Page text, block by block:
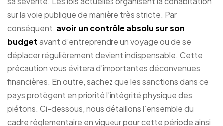
sur la voie publique de manière très stricte. Par
conséquent, avoir un contrôle absolu sur son
budgetavant d’entreprendre un voyage ou de se
déplacer régulièrement devient indispensable. Cette
précaution vous évitera d’importantes déconvenues
financières. En outre, sachez que les sanctions dans ce
pays protègent en priorité l’intégrité physique des
piétons. Ci-dessous, nous détaillons l’ensemble du
cadre réglementaire en vigueur pour cette période ainsi